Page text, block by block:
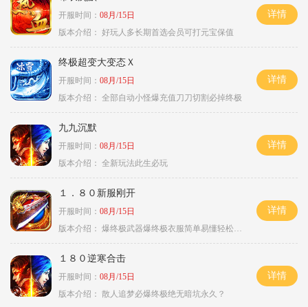
开服时间： 08月/15日
版本介绍： 好玩人多长期首选会员可打元宝保值
详情
终极超变大变态Ｘ
开服时间： 08月/15日
版本介绍： 全部自动小怪爆充值刀刀切割必掉终极
详情
九九沉默
开服时间： 08月/15日
版本介绍： 全新玩法此生必玩
详情
１．８０新服刚开
开服时间： 08月/15日
版本介绍： 爆终极武器爆终极衣服简单易懂轻松满级
详情
１８０逆寒合击
开服时间： 08月/15日
版本介绍： 散人追梦必爆终极绝无暗坑永久？
详情